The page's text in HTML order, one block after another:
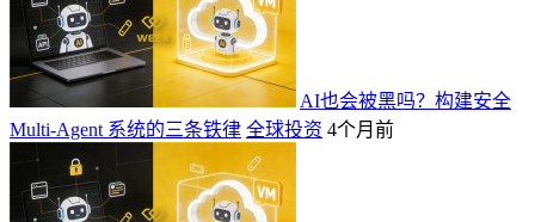
AI也会被黑吗？构建安全
Multi-Agent 系统的三条铁律 全球投资 4个月前